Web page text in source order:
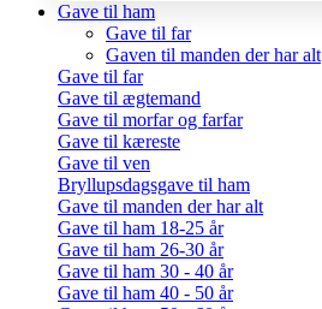
Gave til ham
Gave til far
Gaven til manden der har alt
Gave til far
Gave til ægtemand
Gave til morfar og farfar
Gave til kæreste
Gave til ven
Bryllupsdagsgave til ham
Gave til manden der har alt
Gave til ham 18-25 år
Gave til ham 26-30 år
Gave til ham 30 - 40 år
Gave til ham 40 - 50 år